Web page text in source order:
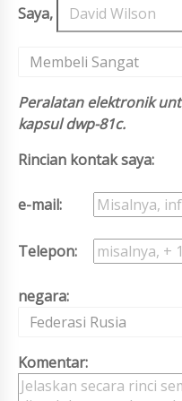
Saya,
Membeli Sangat
Peralatan elektronik
kapsul dwp-81c.
Rincian kontak saya:
e-mail:
Telepon:
negara:
Federasi Rusia
Komentar: